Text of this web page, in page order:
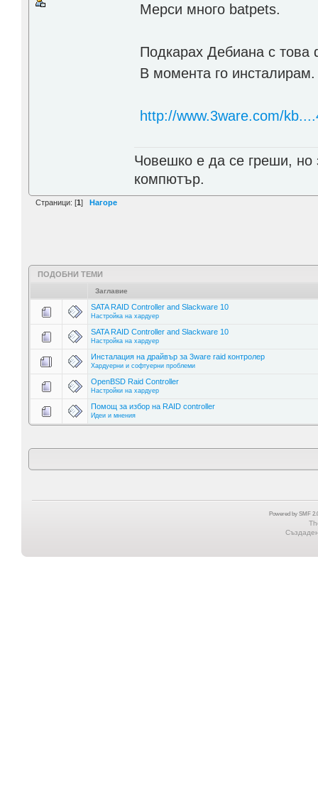
Мерси много batpets.
Подкарах Дебиана с това
В момента го инсталирам.
http://www.3ware.com/
Човешко е да се греши, но
компютър.
Страници: [1] Нагоре
ПОДОБНИ ТЕМИ
Заглавие
SATA RAID Controller and Slackware 10
Настройка на хардуер
SATA RAID Controller and Slackware 10
Настройка на хардуер
Инсталация на драйвър за 3ware raid контролер
Хардуерни и софтуерни проблеми
OpenBSD Raid Controller
Настройки на хардуер
Помощ за избор на RAID controller
Идеи и мнения
Powered by SMF